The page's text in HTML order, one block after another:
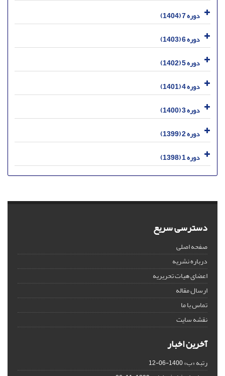
دوره 7 (1404)
دوره 6 (1403)
دوره 5 (1402)
دوره 4 (1401)
دوره 3 (1400)
دوره 2 (1399)
دوره 1 (1398)
دسترسی سریع
صفحه اصلی
درباره نشریه
اعضای هیات تحریریه
ارسال مقاله
تماس با ما
نقشه سایت
آخرین اخبار
رتبه «ب»1400-06-12